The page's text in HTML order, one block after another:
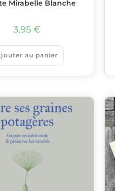
Mirabelle Blanche
3,95€
au panier